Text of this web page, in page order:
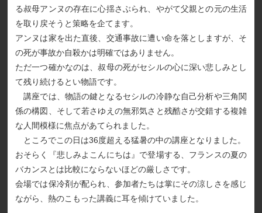
る叔母アンヌの存在に心揺さぶられ、やがて父親との元の生活
を取り戻そうと策略を企てます。
アンヌは家を出た直後、交通事故に遭い命を落としますが、そ
の死が事故か自殺かは明確ではありません。
ただ一つ確かなのは、叔母の死がセシルの心に深い悲しみとし
て残り続けるとい物語です。
講座では、物語の鍵となるセシルの冷静な自己分析や三角関
係の構図、そして若さゆえの無邪気さと残酷さが交錯する複雑
な人間模様に焦点があてられました。
ところでこの日は36度超える猛暑の中の講座となりました。
おそらく『悲しみよこんにちは』で登場する、フランスの夏の
バカンスとは比較にならないほどの厳しさです。
会場では保冷剤が配られ、参加者たちは掌にその涼しさを感じ
ながら、熱のこもった講義に耳を傾けていました。